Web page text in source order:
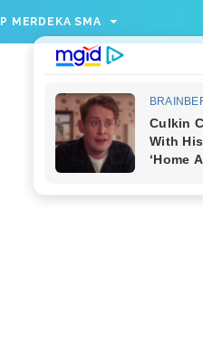
[336, 280], 'div-gpt-ad-
MERDEKA SMA